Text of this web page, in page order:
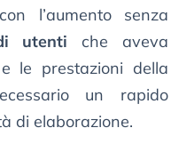
l’aumento senza
utenti che aveva
le prestazioni della
un rapido
di elaborazione.